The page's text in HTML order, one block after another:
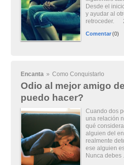
Desde el
y ayudar al
retroceder.
Comentar(0)
Encanta » Como Conquistarlo
Odio al mejor amigo
puedo hacer?
Cuando dos
una relación
qué
alguien del
realmente
ese alguien
Nunca debes